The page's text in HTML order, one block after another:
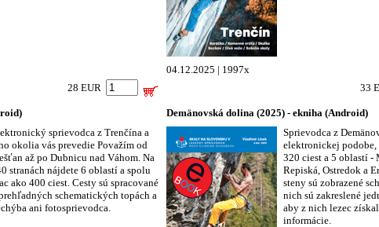
28 EUR
04.12.2025 | 1997x
33
sprievodca z Trenčína a
okolia vás prevedie Považím od
až po Dubnicu nad Váhom. Na
stranách nájdete 6 oblastí a spolu
ako 400 ciest. Cesty sú spracované
schematických topách a
ani fotosprievodca.
Demänovská dolina (2025) - ekniha (Android)
Sprievodca z
elektronickej
320 ciest a 5 oblastí -
Repiská, Ostredok a
steny sú zobrazené
nich sú zakreslené
aby z nich lezec
informácie.